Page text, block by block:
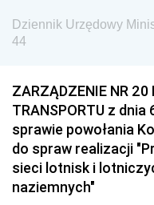
Dziennik Urzędowy
Narodowego i Sportu
Dziennik Urzędowy
Społecznej
Dziennik Urzędowy
Granicznej
Dziennik Urzędowy
44
ZARZĄDZENIE NR 20
TRANSPORTU z
sprawie powołania
do spraw realizacji
sieci lotnisk i
naziemnych"